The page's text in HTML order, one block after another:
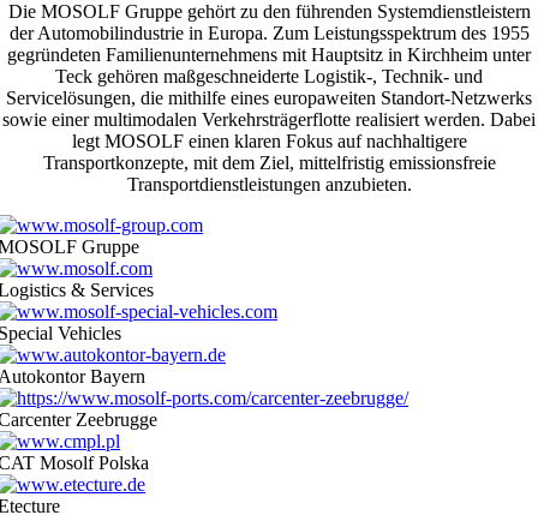
Die MOSOLF Gruppe gehört zu den führenden Systemdienstleistern
der Automobilindustrie in Europa. Zum Leistungsspektrum des 1955
gegründeten Familienunternehmens mit Hauptsitz in Kirchheim unter
Teck gehören maßgeschneiderte Logistik-, Technik- und
Servicelösungen, die mithilfe eines europaweiten Standort-Netzwerks
sowie einer multimodalen Verkehrsträgerflotte realisiert werden. Dabei
legt MOSOLF einen klaren Fokus aufnachhaltigere
Transportkonzepte, mit dem Ziel, mittelfristig emissionsfreie
Transportdienstleistungen anzubieten.
Gruppe
& Services
Vehicles
Bayern
Zeebrugge
Mosolf Polska